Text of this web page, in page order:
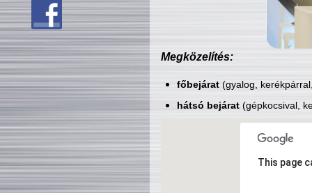
Megközelítés:
főbejárat(gyalog,
hátsó bejárat(gépkocsival,
This page